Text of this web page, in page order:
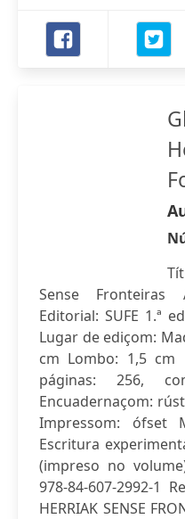
Sense Fronteiras
Editorial: SUFE 1.ª
Lugar de ediçom:
cm Lombo: 1,5 cm
páginas: 256,
Encuadernaçom:
Impressom: ófset
Escritura
(impreso no
978-84-607-2992-1
HERRIAK SENSE